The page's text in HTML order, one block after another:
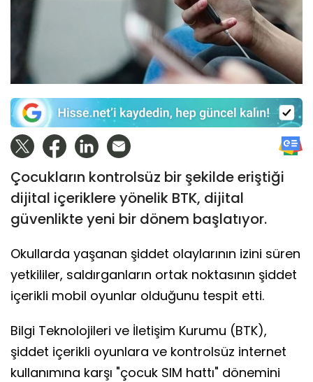
Çocukların kontrolsüz bir şekilde eriştiği
dijital içeriklere yönelik BTK, dijital
güvenlikte yeni bir dönem başlatıyor.
Okullarda yaşanan şiddet olaylarının izini süren
yetkililer, saldırganların ortak noktasının şiddet
içerikli mobil oyunlar olduğunu tespit etti.
Bilgi Teknolojileri ve İletişim Kurumu (BTK),
şiddet içerikli oyunlara ve kontrolsüz internet
kullanımına karşı "çocuk SIM hattı" dönemini